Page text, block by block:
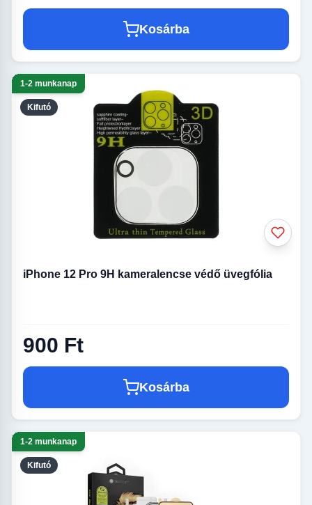
Kosárba
Kifutó
1-2 munkanap
iPhone 12 Pro 9H kameralencse védő üvegfólia
900 Ft
Kosárba
Kifutó
1-2 munkanap